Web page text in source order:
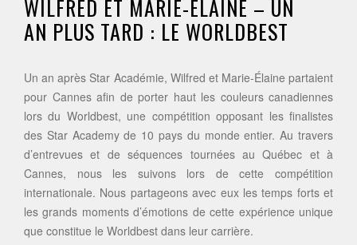
WILFRED ET MARIE-ÉLAINE – UN
AN PLUS TARD : LE WORLDBEST
Un an après Star Académie, Wilfred et Marie-Élaine partaient
pour Cannes afin de porter haut les couleurs canadiennes
lors du Worldbest, une compétition opposant les finalistes
des Star Academy de 10 pays du monde entier. Au travers
d’entrevues et de séquences tournées au Québec et à
Cannes, nous les suivons lors de cette compétition
internationale. Nous partageons avec eux les temps forts et
les grands moments d’émotions de cette expérience unique
que constitue le Worldbest dans leur carrière.